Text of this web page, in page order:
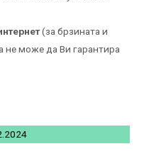
(за брзината и
не може да Ви гарантира